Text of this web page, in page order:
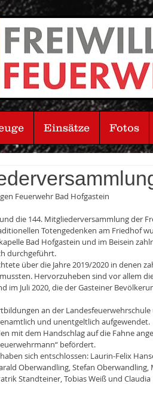
Feuerwehr Bad Hofgastein
die 144. Mitgliederversammlung der
Totengedenken am Friedhof
Bad Hofgastein und im Beisein
durchgeführt.
über die Jahre 2019/2020 in denen
Hervorzuheben sind vor allem
im Juli 2020, die der Gasteiner
an der Landesfeuerwehrschule
und unentgeltlich aufgewendet.
mit dem Handschlag auf die Fahne
befördert.
sich entschlossen: Laurin-Felix
Oberwandling, Stefan Oberwandling,
Standteiner, Tobias Weiß und Claudia
Einsätze Fotos